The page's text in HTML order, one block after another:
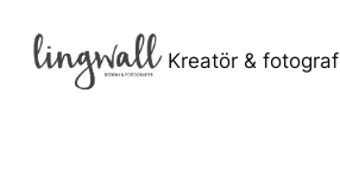
innehåll
Kreatör & fotograf